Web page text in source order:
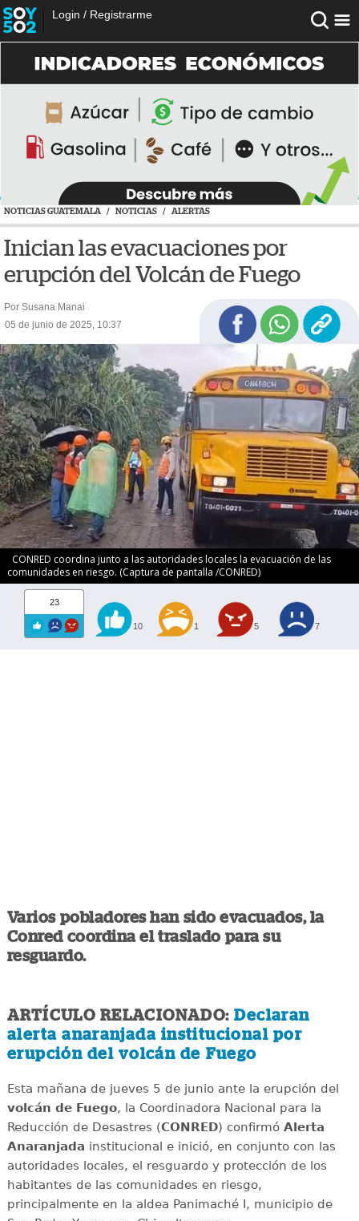
Login / Registrarme
NOTICIAS GUATEMALA / NOTICIAS / ALERTAS
Inician las evacuaciones por
erupción del Volcán de Fuego
Por Susana Manai
05 de junio de 2025, 10:37
CONRED coordina junto a las autoridades locales la evacuación de las
comunidades en riesgo. (Captura de pantalla /CONRED)
23
10 1 5 7
Varios pobladores han sido evacuados, la
Conred coordina el traslado para su
resguardo.
ARTÍCULO RELACIONADO:Declaran
alerta anaranjada institucional por
erupción del volcán de Fuego
Esta mañana de jueves 5 de junio ante la erupción del
volcán de Fuego, la Coordinadora Nacional para la
Reducción de Desastres (CONRED) confirmóAlerta
Anaranjada institucional e inició, en conjunto con las
autoridades locales, el resguardo y protección de los
habitantes de las comunidades en riesgo,
principalmente en la aldea Panimaché I, municipio de